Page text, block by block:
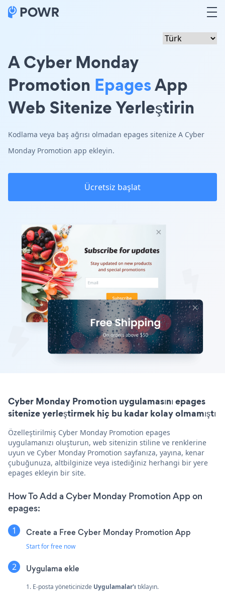
A Cyber Monday
Promotion EpagesApp
Web Sitenize Yerleştirin
Kodlama veya baş ağrısı olmadan epages sitenize A Cyber
Monday Promotion app ekleyin.
Ücretsiz başlat
Cyber Monday Promotion uygulamasını epages
sitenize yerleştirmek hiç bu kadar kolay olmamıştı
Özelleştirilmiş Cyber Monday Promotion epages
uygulamanızı oluşturun, web sitenizin stiline ve renklerine
uyun ve Cyber Monday Promotion sayfanıza, yayına, kenar
çubuğunuza, altbilginize veya istediğiniz herhangi bir yere
epages ekleyin bir site.
How To Add a Cyber Monday Promotion App on
epages:
Create a Free Cyber Monday Promotion App
Start for free now
Uygulama ekle
1. E-posta yöneticinizde Uygulamalar'ı tıklayın.